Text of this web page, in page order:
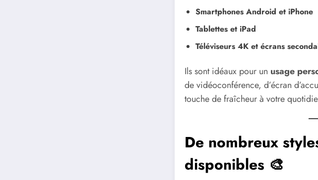
Smartphones Android et iPhone
Tablettes et iPad
Téléviseurs 4K et écrans
Ils sont idéaux pour un usage
de vidéoconférence, d’écran
touche de fraîcheur à votre
De nombreux
disponibles 🎨